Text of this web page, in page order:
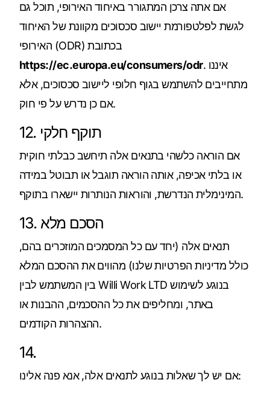
אם אתה צרכן המתגורר באיחוד האירופי, תוכל גם
לגשת לפלטפורמת יישוב סכסוכים מקוונת של האיחוד
האירופי (ODR) בכתובת
https://ec.europa.eu/consumers/odr. איננו
מתחייבים להשתמש בגוף חלופי ליישוב סכסוכים, אלא
אם כן נדרש על פי חוק.
12. תוקף חלקי
אם הוראה כלשהי בתנאים אלה תיחשב כבלתי חוקית
או בלתי אכיפה, אותה הוראה תוגבל או תבוטל במידה
המינימלית הנדרשת, והוראות הנותרות יישארו בתוקף.
13. הסכם מלא
תנאים אלה (יחד עם כל המסמכים המוזכרים בהם,
כולל מדיניות הפרטיות שלנו) מהווים את ההסכם המלא
בין המשתמש לבין Willi Work LTD בנוגע לשימוש
באתר, ומחליפים את כל ההסכמים, ההבנות או
ההצהרות הקודמים.
14.
אם יש לך שאלות בנוגע לתנאים אלה, אנא פנה אלינו: